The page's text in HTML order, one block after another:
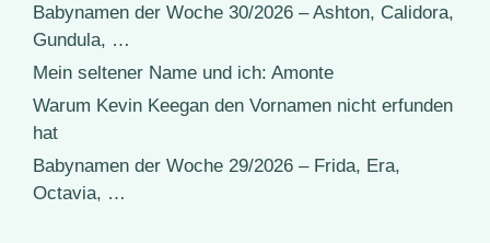
Babynamen der Woche 30/2026 – Ashton, Calidora,
Gundula, …
Mein seltener Name und ich: Amonte
Warum Kevin Keegan den Vornamen nicht erfunden
hat
Babynamen der Woche 29/2026 – Frida, Era,
Octavia, …